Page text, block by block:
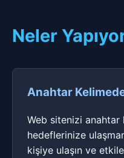
Neler
Anahtar
Web sitenizi
hedeflerinize
kişiye ulaşın ve